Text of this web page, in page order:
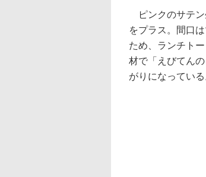
ピンクのサテン
をプラス。間口
ため、ランチト
材で「えびてん
がりになっている